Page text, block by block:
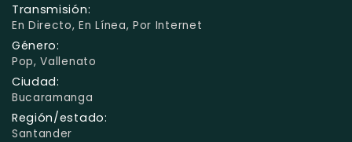
Transmisión:
En Directo, En Línea, Por Internet
Género:
Pop, Vallenato
Ciudad:
Bucaramanga
Región/estado:
Santander